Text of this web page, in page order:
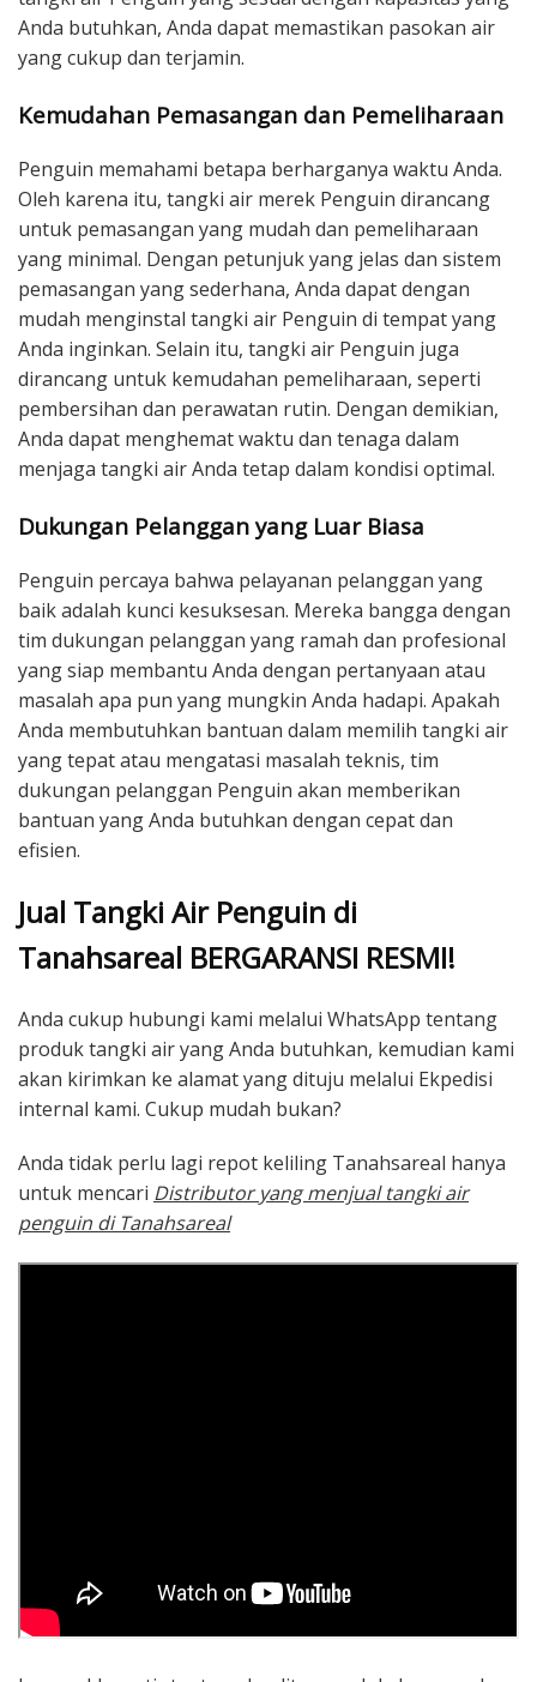
Anda butuhkan, Anda dapat memastikan pasokan air
yang cukup dan terjamin.
Kemudahan Pemasangan dan Pemeliharaan
Penguin memahami betapa berharganya waktu Anda.
Oleh karena itu, tangki air merek Penguin dirancang
untuk pemasangan yang mudah dan pemeliharaan
yang minimal. Dengan petunjuk yang jelas dan sistem
pemasangan yang sederhana, Anda dapat dengan
mudah menginstal tangki air Penguin di tempat yang
Anda inginkan. Selain itu, tangki air Penguin juga
dirancang untuk kemudahan pemeliharaan, seperti
pembersihan dan perawatan rutin. Dengan demikian,
Anda dapat menghemat waktu dan tenaga dalam
menjaga tangki air Anda tetap dalam kondisi optimal.
Dukungan Pelanggan yang Luar Biasa
Penguin percaya bahwa pelayanan pelanggan yang
baik adalah kunci kesuksesan. Mereka bangga dengan
tim dukungan pelanggan yang ramah dan profesional
yang siap membantu Anda dengan pertanyaan atau
masalah apa pun yang mungkin Anda hadapi. Apakah
Anda membutuhkan bantuan dalam memilih tangki air
yang tepat atau mengatasi masalah teknis, tim
dukungan pelanggan Penguin akan memberikan
bantuan yang Anda butuhkan dengan cepat dan
efisien.
Jual Tangki Air Penguin di
Tanahsareal BERGARANSI RESMI!
Anda cukup hubungi kami melalui WhatsApp tentang
produk tangki air yang Anda butuhkan, kemudian kami
akan kirimkan ke alamat yang dituju melalui Ekpedisi
internal kami. Cukup mudah bukan?
Anda tidak perlu lagi repot keliling Tanahsareal hanya
untuk mencari Distributor yang menjual tangki air
penguin di Tanahsareal